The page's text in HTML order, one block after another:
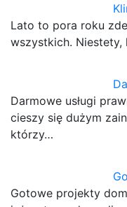
Lato to pora roku
wszystkich. Niestety,
Darmowe usługi
cieszy się dużym
którzy…
Gotowe projekty